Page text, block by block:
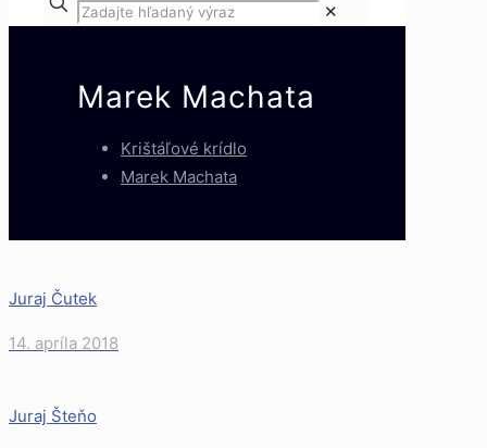
✕
Marek Machata
Krištáľové krídlo
Marek Machata
Juraj Čutek
14. apríla 2018
Juraj Šteňo